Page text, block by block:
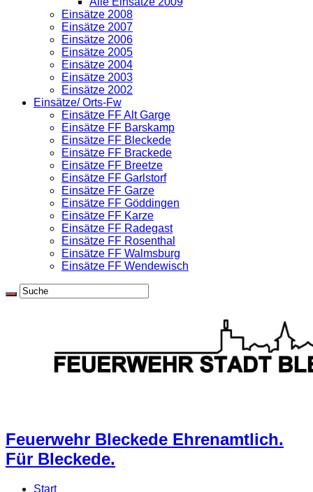
Einsätze 2008
Einsätze 2007
Einsätze 2006
Einsätze 2005
Einsätze 2004
Einsätze 2003
Einsätze 2002
Einsätze/ Orts-Fw
Einsätze FF Alt Garge
Einsätze FF Barskamp
Einsätze FF Bleckede
Einsätze FF Brackede
Einsätze FF Breetze
Einsätze FF Garlstorf
Einsätze FF Garze
Einsätze FF Göddingen
Einsätze FF Karze
Einsätze FF Radegast
Einsätze FF Rosenthal
Einsätze FF Walmsburg
Einsätze FF Wendewisch
Feuerwehr Bleckede Ehrenamtlich.
Für Bleckede.
Start